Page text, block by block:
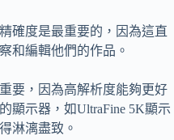
確度是最重要的，因為這直
和編輯他們的作品。
要，因為高解析度能夠更好
顯示器，如UltraFine 5K顯示
淋漓盡致。